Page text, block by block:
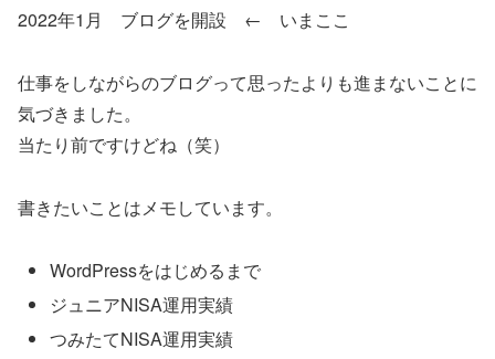
2022年1月 ブログを開設 ← いまここ
仕事をしながらのブログって思ったよりも進まないことに
気づきました。
当たり前ですけどね（笑）
書きたいことはメモしています。
WordPressをはじめるまで
ジュニアNISA運用実績
つみたてNISA運用実績